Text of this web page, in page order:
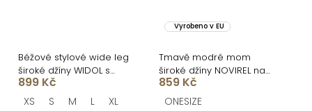
Béžové stylové wide leg
široké džíny WIDOL s
vysokým pasem
899 Kč
XS S M L XL
Vyrobeno v EU
Tmavě modré mom
široké džíny NOVIREL na
gumu
859 Kč
ONESIZE